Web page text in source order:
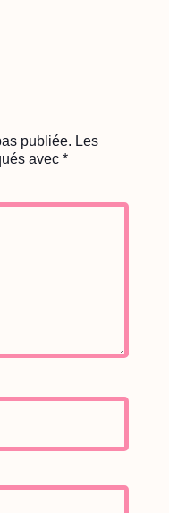
publiée. Les
avec *